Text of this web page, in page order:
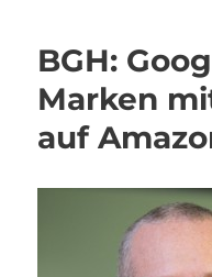
BGH:
Marken
auf